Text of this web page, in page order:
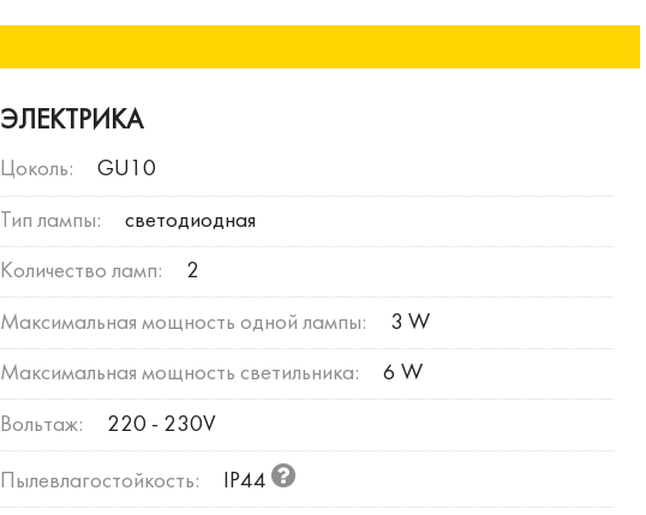
ЭЛЕКТРИКА
Цоколь: GU10
Тип лампы: светодиодная
Количество ламп: 2
Максимальная мощность одной лампы: 3 W
Максимальная мощность светильника: 6 W
Вольтаж: 220 - 230V
Пылевлагостойкость: IP44